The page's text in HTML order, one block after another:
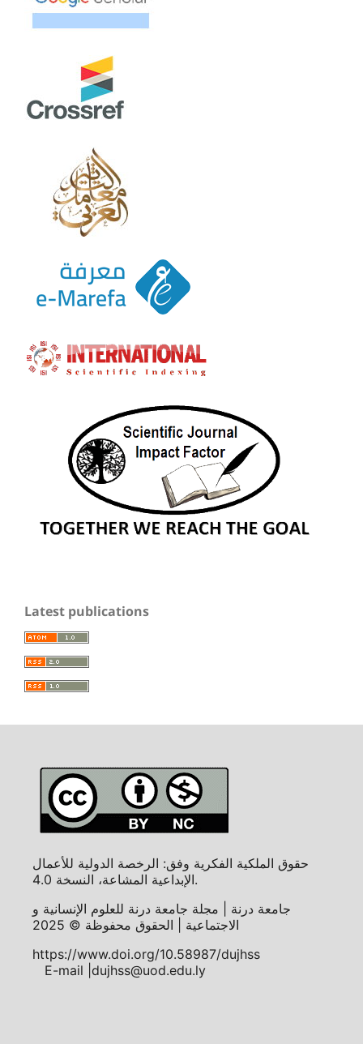
Latest publications
حقوق الملكية الفكرية وفق: الرخصة الدولية للأعمال
الإبداعية المشاعة، النسخة 4.0.
جامعة درنة | مجلة جامعة درنة للعلوم الإنسانية و
الاجتماعية | الحقوق محفوظة © 2025
https://www.doi.org/10.58987/dujhss
E-mail |dujhss@uod.edu.ly